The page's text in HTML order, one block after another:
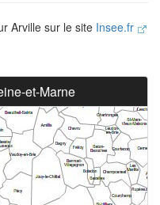
Arville sur le site Insee.fr
et-Marne